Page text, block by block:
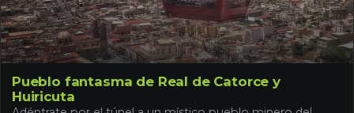
Pueblo fantasma de Real de Catorce y
Huiricuta